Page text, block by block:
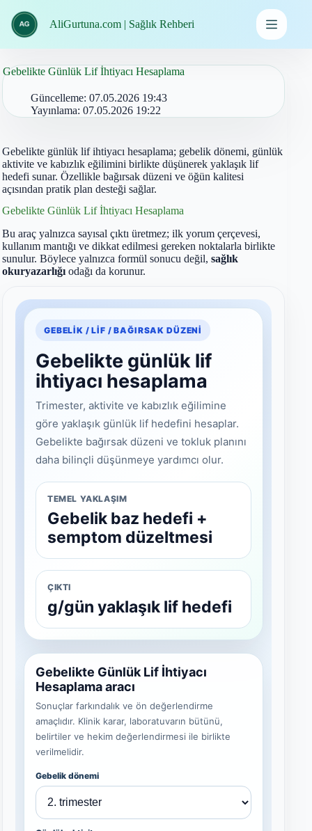
geç
AliGurtuna.com | Sağlık Rehberi
Gebelikte Günlük Lif İhtiyacı Hesaplama
Güncelleme: 07.05.2026 19:43
Yayınlama: 07.05.2026 19:22
Gebelikte günlük lif ihtiyacı hesaplama; gebelik dönemi, günlük
aktivite ve kabızlık eğilimini birlikte düşünerek yaklaşık lif
hedefi sunar. Özellikle bağırsak düzeni ve öğün kalitesi
açısından pratik plan desteği sağlar.
Gebelikte Günlük Lif İhtiyacı Hesaplama
Bu araç yalnızca sayısal çıktı üretmez; ilk yorum çerçevesi,
kullanım mantığı ve dikkat edilmesi gereken noktalarla birlikte
sunulur. Böylece yalnızca formül sonucu değil, sağlık
okuryazarlığı odağı da korunur.